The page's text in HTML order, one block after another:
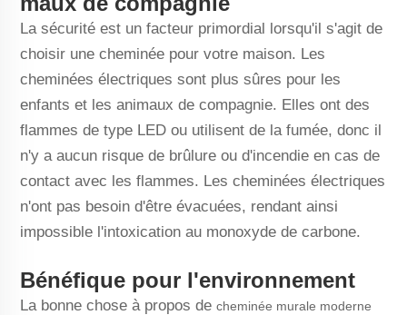
La sécurité est un facteur primordial lorsqu'il s'agit de
choisir une cheminée pour votre maison. Les
cheminées électriques sont plus sûres pour les
enfants et les animaux de compagnie. Elles ont des
flammes de type LED ou utilisent de la fumée, donc il
n'y a aucun risque de brûlure ou d'incendie en cas de
contact avec les flammes. Les cheminées électriques
n'ont pas besoin d'être évacuées, rendant ainsi
impossible l'intoxication au monoxyde de carbone.
Bénéfique pour l'environnement
La bonne chose à propos de cheminée murale moderne